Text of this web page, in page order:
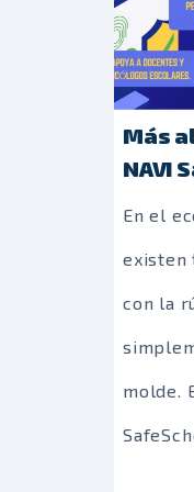
Más
NAVI
En el
existen
con la
molde.